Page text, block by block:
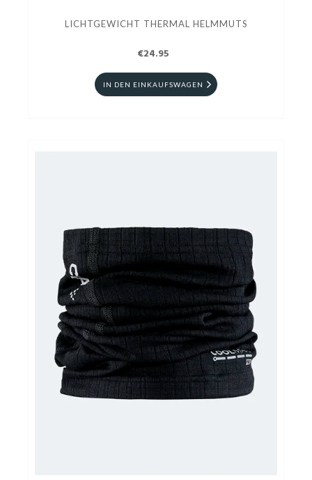
LICHTGEWICHT THERMAL HELMMUTS
€24.95
IN DEN EINKAUFSWAGEN